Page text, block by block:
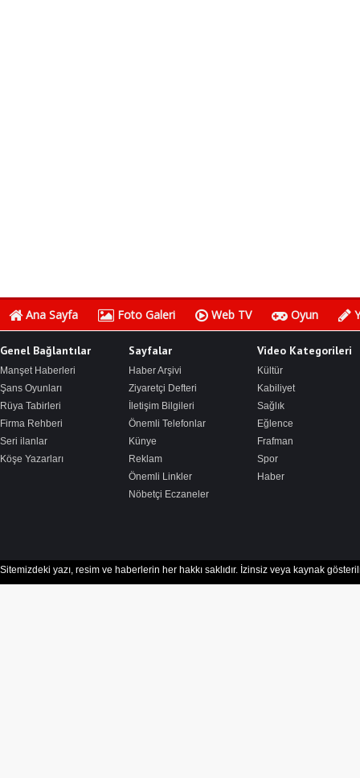
Ana Sayfa Foto Galeri Web TV Oyun
Genel Bağlantılar
Manşet Haberleri
Şans Oyunları
Rüya Tabirleri
Firma Rehberi
Seri ilanlar
Köşe Yazarları
Sayfalar
Haber Arşivi
Ziyaretçi Defteri
İletişim Bilgileri
Önemli Telefonlar
Künye
Reklam
Önemli Linkler
Nöbetçi Eczaneler
Video Kategorileri
Kültür
Kabiliyet
Sağlık
Eğlence
Frafman
Spor
Haber
Sitemizdeki yazı, resim ve haberlerin her hakkı saklıdır. İzinsiz veya kaynak